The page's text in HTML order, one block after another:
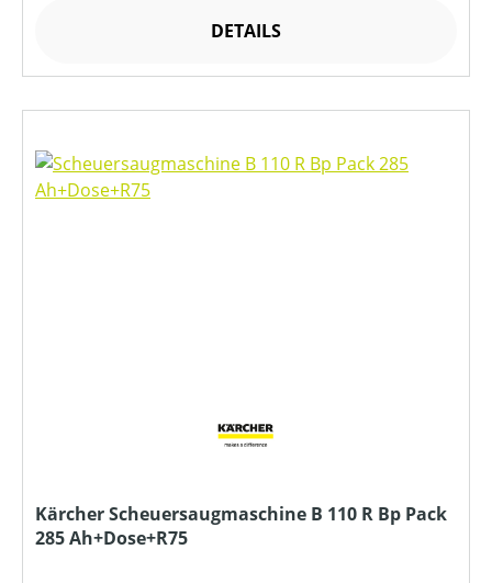
DETAILS
Kärcher Scheuersaugmaschine B 110 R Bp Pack
285 Ah+Dose+R75